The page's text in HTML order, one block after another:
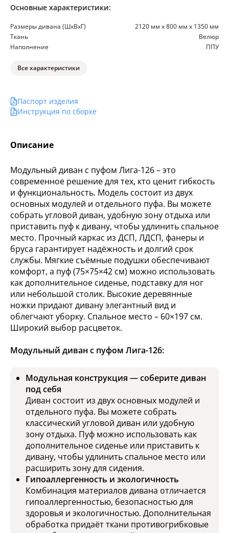
Описание
Модульный диван с пуфом Лига-126 – это
современное решение для тех, кто ценит гибкость
и функциональность. Модель состоит из двух
основных модулей и отдельного пуфа. Вы можете
собрать угловой диван, удобную зону отдыха или
приставить пуф к дивану, чтобы удлинить спальное
место. Прочный каркас из ДСП, ЛДСП, фанеры и
бруса гарантирует надёжность и долгий срок
службы. Мягкие съёмные подушки обеспечивают
комфорт, а пуф (75×75×42 см) можно использовать
как дополнительное сиденье, подставку для ног
или небольшой столик. Высокие деревянные
ножки придают дивану элегантный вид и
облегчают уборку. Спальное место – 60×197 см.
Широкий выбор расцветок.
Модульный диван с пуфом Лига-126:
Модульная конструкция — соберите диван
под себя
Диван состоит из двух основных модулей и
отдельного пуфа. Вы можете собрать
классический угловой диван или удобную
зону отдыха. Пуф можно использовать как
дополнительное сиденье или приставить к
дивану, чтобы удлинить спальное место или
расширить зону для сидения.
Гипоаллергенность и экологичность
Комбинация материалов дивана отличается
гипоаллергенностью, безопасностью для
здоровья и экологичностью. Дополнительная
обработка придаёт ткани противогрибковые
Основные характеристики:
Размеры дивана (ШхВхГ)
2120 мм х 800 мм х 1350 мм
Ткань
Велюр
Наполнение
ППУ
Все характеристики
Паспорт изделия
Инструкция по сборке